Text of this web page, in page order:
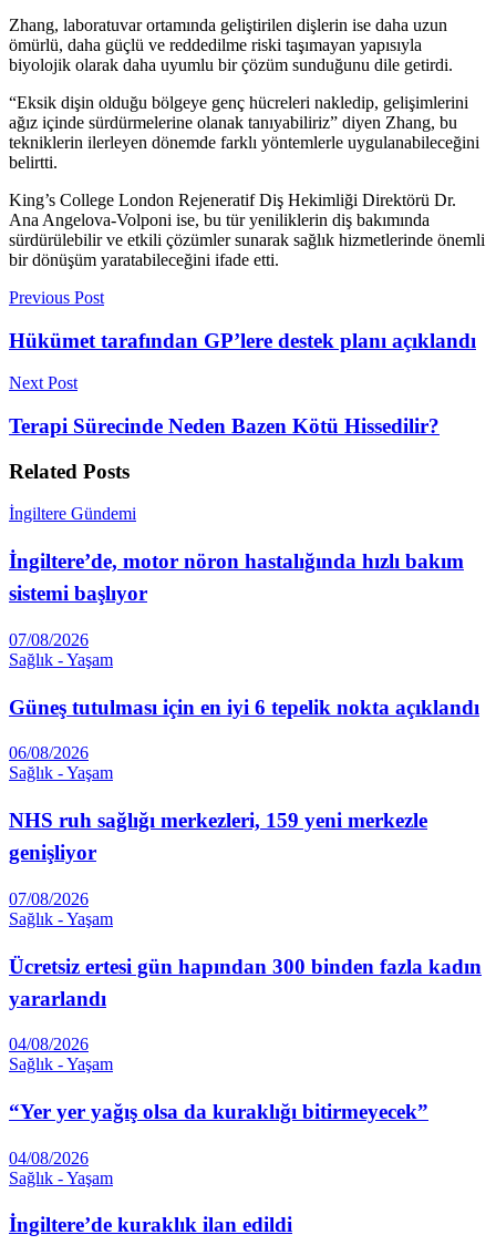
Zhang, laboratuvar ortamında geliştirilen dişlerin ise daha uzun
ömürlü, daha güçlü ve reddedilme riski taşımayan yapısıyla
biyolojik olarak daha uyumlu bir çözüm sunduğunu dile getirdi.
“Eksik dişin olduğu bölgeye genç hücreleri nakledip, gelişimlerini
ağız içinde sürdürmelerine olanak tanıyabiliriz” diyen Zhang, bu
tekniklerin ilerleyen dönemde farklı yöntemlerle uygulanabileceğini
belirtti.
King’s College London Rejeneratif Diş Hekimliği Direktörü Dr.
Ana Angelova-Volponi ise, bu tür yeniliklerin diş bakımında
sürdürülebilir ve etkili çözümler sunarak sağlık hizmetlerinde önemli
bir dönüşüm yaratabileceğini ifade etti.
Previous Post
Hükümet tarafından GP’lere destek planı açıklandı
Next Post
Terapi Sürecinde Neden Bazen Kötü Hissedilir?
Related Posts
İngiltere Gündemi
İngiltere’de, motor nöron hastalığında hızlı bakım
sistemi başlıyor
07/08/2026
Sağlık - Yaşam
Güneş tutulması için en iyi 6 tepelik nokta açıklandı
06/08/2026
Sağlık - Yaşam
NHS ruh sağlığı merkezleri, 159 yeni merkezle
genişliyor
07/08/2026
Sağlık - Yaşam
Ücretsiz ertesi gün hapından 300 binden fazla kadın
yararlandı
04/08/2026
Sağlık - Yaşam
“Yer yer yağış olsa da kuraklığı bitirmeyecek”
04/08/2026
Sağlık - Yaşam
İngiltere’de kuraklık ilan edildi